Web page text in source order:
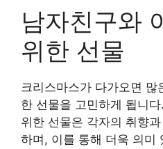
남자친구와
위한 선물
크리스마스가 다가오면 많
한 선물을 고민하게 됩니
위한 선물은 각자의 취향
하며, 이를 통해 더욱 의미